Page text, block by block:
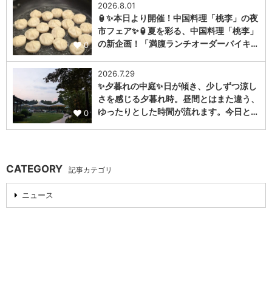
0
2026.8.01
🏮✨本日より開催！中国料理「桃李」の夜
市フェア✨🏮夏を彩る、中国料理「桃李」
の新企画！「満腹ランチオーダーバイキ…
0
2026.7.29
✨夕暮れの中庭✨日が傾き、少しずつ涼し
さを感じる夕暮れ時。昼間とはまた違う、
ゆったりとした時間が流れます。今日と…
CATEGORY 記事カテゴリ
ニュース